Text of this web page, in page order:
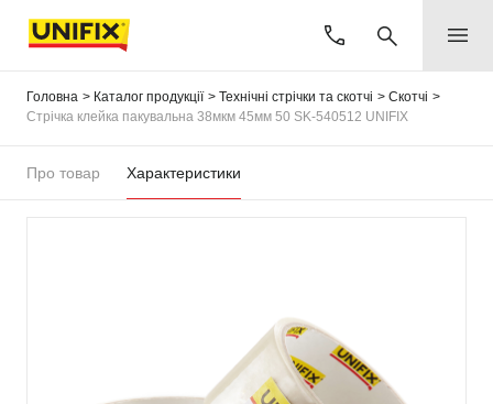
Головна Каталог продукції Технічні стрічки та скотчі
Скотчі
Стрічка клейка пакувальна 38мкм 45мм 50 SK-540512 UNIFIX
Про товар Характеристики